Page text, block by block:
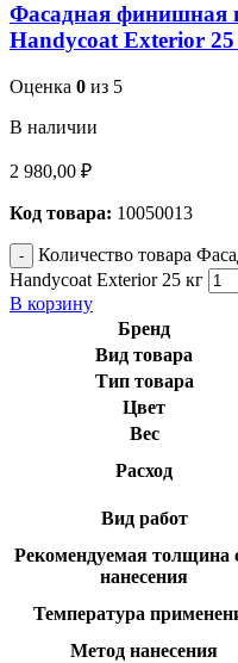
Фасадная финишная
Handycoat Exterior 25
Оценка 0 из 5
В наличии
2 980,00 ₽
Код товара: 10050013
Количество товара
Handycoat Exterior 25 кг
В корзину
Бренд
Вид товара
Тип товара
Цвет
Вес
Расход
Вид работ
Рекомендуемая толщина
нанесения
Температура
Метод нанесения